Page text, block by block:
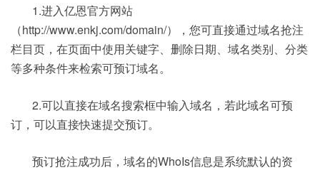
1.进入亿恩官方网站
（http://www.enkj.com/domain/），您可直接通过域名抢注
栏目页，在页面中使用关键字、删除日期、域名类别、分类
等多种条件来检索可预订域名。
2.可以直接在域名搜索框中输入域名，若此域名可预
订，可以直接快速提交预订。
预订抢注成功后，域名的WhoIs信息是系统默认的资